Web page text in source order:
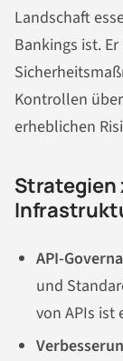
Landschaft
Bankings ist.
Kontrollen
erheblichen
Strategien
API-
und
von APIs ist